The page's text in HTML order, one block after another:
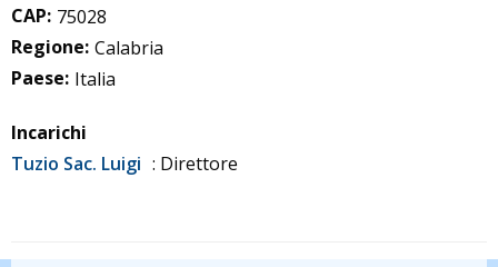
CAP: 75028
Regione: Calabria
Paese: Italia
Incarichi
Tuzio Sac. Luigi : Direttore